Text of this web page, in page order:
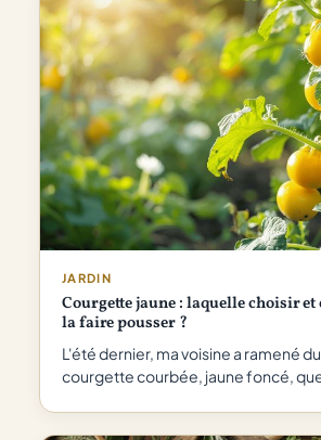
JARDIN
Courgette jaune : laquelle choisir
la faire pousser ?
L'été dernier, ma voisine a ramené
courgette courbée, jaune foncé,